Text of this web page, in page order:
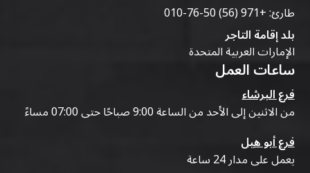
طارئ:+971 (56) 50-76-010
بلد إقامة التاجر
الإمارات العربية المتحدة
ساعات العمل
فرع البرشاء
من الاثنين إلى الأحد من الساعة 9:00 صباحًا حتى 07:00 مساءً
فرع أبو هيل
يعمل على مدار 24 ساعة